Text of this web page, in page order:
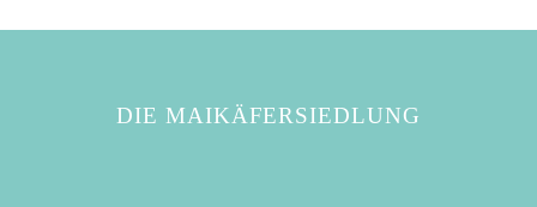
DIE MAIKÄFERSIEDLUNG